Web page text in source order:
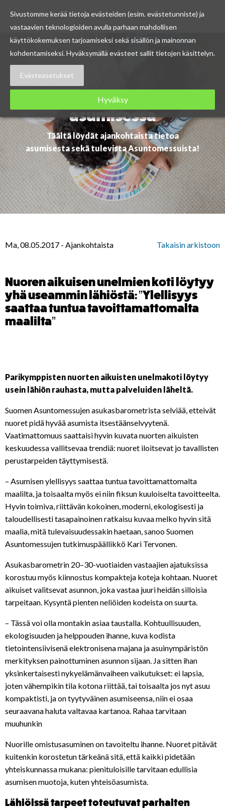
Skip
Ajankohtaista
asumisessa
Täältä löydät ajankohtaista tietoa
asumisesta sekä tulevista Asuntomessuista!
Ma, 08.05.2017 - Ajankohtaista Takaisin arkistoon
Nuoren aikuisen unelmien koti löytyy
yhä useammin lähiöstä: ”Ylellisyys
saattaa tuntua tavoittamattomalta
maalilta”
Parikymppisten nuorten aikuisten unelmakoti löytyy
usein lähiön rauhasta, mutta palveluiden läheltä.
Suomen Asuntomessujen asukasbarometrista selviää, etteivät
nuoret pidä hyvää asumista itsestäänselvyytenä.
Vaatimattomuus saattaisi hyvin kuvata nuorten aikuisten
keskuudessa vallitsevaa trendiä: nuoret iloitsevat jo tavallisten
perustarpeiden täyttymisestä.
– Asumisen ylellisyys saattaa tuntua tavoittamattomalta
maalilta, ja toisaalta myös ei niin fiksun kuuloiselta tavoitteelta.
Hyvin toimiva, riittävän kokoinen, moderni, ekologisesti ja
taloudellisesti tasapainoinen ratkaisu kuvaa melko hyvin sitä
maalia, mitä tulevaisuudessakin haetaan, sanoo Suomen
Asuntomessujen tutkimuspäällikkö Kari Tervonen.
Asukasbarometrin 20–30-vuotiaiden vastaajien ajatuksissa
korostuu myös kiinnostus kompakteja koteja kohtaan. Nuoret
aikuiset valitsevat asunnon, joka vastaa juuri heidän silloisia
tarpeitaan. Kysyntä pienten neliöiden kodeista on suurta.
– Tässä voi olla montakin asiaa taustalla. Kohtuullisuuden,
ekologisuuden ja helppouden ihanne, kuva kodista
tietointensiivisenä elektronisena majana ja asuinympäristön
merkityksen painottuminen asunnon sijaan. Ja sitten ihan
yksinkertaisesti nykyelämänvaiheen vaikutukset: ei lapsia,
joten vähempikin tila kotona riittää, tai toisaalta jos nyt asuu
kompaktisti, ja on tyytyväinen asumiseensa, niin ei osaa
seuraavana haluta valtavaa kartanoa. Rahaa tarvitaan
muuhunkin
Nuorille omistusasuminen on tavoiteltu ihanne. Nuoret pitävät
kuitenkin korostetun tärkeänä sitä, että kaikki pidetään
yhteiskunnassa mukana: pienituloisille tarvitaan edullisia
asumisen muotoja, kuten yhteisöasumista.
Lähiöissä tarpeet toteutuvat parhaiten
Sivustomme kerää tietoja evästeiden (esim. evästetunniste) ja
vastaavien teknologioiden avulla parhaan mahdollisen
käyttökokemuksen tarjoamiseksi sekä sisällön ja mainonnan
kohdentamiseksi. Hyväksymällä evästeet sallit tietojen käsittelyn.
Evästeasetukset
Hyväksy